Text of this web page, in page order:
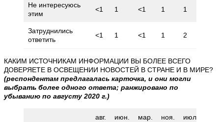
Не интересуюсь
этим
<1 1 <1 1 1
Затруднились
ответить
<1 1 <1 1 2
КАКИМ ИСТОЧНИКАМ ИНФОРМАЦИИ ВЫ БОЛЕЕ ВСЕГО
ДОВЕРЯЕТЕ В ОСВЕЩЕНИИ НОВОСТЕЙ В СТРАНЕ И В МИРЕ?
(респондентам предлагалась карточка, и они могли
выбрать более одного ответа; ранжировано по
убыванию по августу 2020 г.)
авг.
июн.
мар.
ноя.
июл.